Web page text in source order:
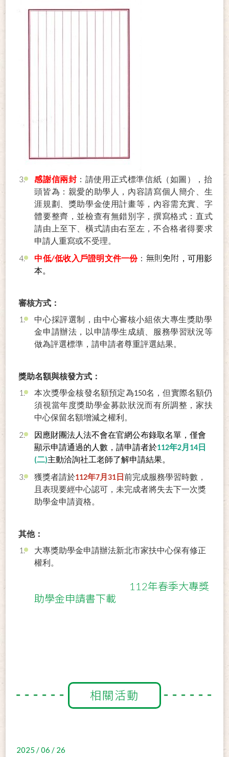
感謝信兩封 ：請使用正式標準信紙（如圖），抬
頭皆為：親愛的助學人，內容請寫個人簡介、生
涯規劃、獎助學金使用計畫等，內容需充實、字
體要整齊，並檢查有無錯別字，撰寫格式：直式
請由上至下、橫式請由右至左，不合格者得要求
申請人重寫或不受理。
中低/低收入戶證明文件一份： 無則免附 ，可用影
本。
審核方式：
中心採評選制，由中心審核小組依大專生獎助學
金申請辦法，以申請學生成績、服務學習狀況等
做為評選標準，請申請者尊重評選結果。
獎助名額與核發方式：
本次獎學金核發名額預定為150名，但實際名額仍
須視當年度獎助學金募款狀況而有所調整，家扶
中心保留名額增減之權利。
因應財團法人法不會在官網公布錄取名單，僅會
顯示申請通過的人數，請申請者於112年2月14日
(二)主動洽詢社工老師了解申請結果。
獲獎者請於112年7月31日前完成服務學習時數，
且表現要經中心認可，未完成者將失去下一次獎
助學金申請資格。
其他：
大專獎助學金申請辦法新北市家扶中心保有修正
權利。
112年春季大專獎
助學金申請書下載
相關活動
2025 / 06 / 26